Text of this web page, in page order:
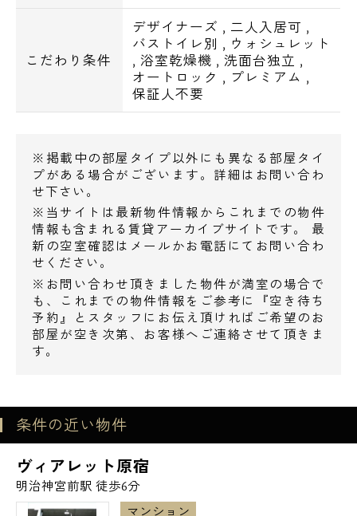
こだわり条件
デザイナーズ , 二人入居可 ,
バストイレ別 , ウォシュレット
, 浴室乾燥機 , 洗面台独立 ,
オートロック , プレミアム ,
保証人不要
※掲載中の部屋タイプ以外にも異なる部屋タイ
プがある場合がございます。詳細はお問い合わ
せ下さい。
※当サイトは最新物件情報からこれまでの物件
情報も含まれる賃貸アーカイブサイトです。 最
新の空室確認はメールかお電話にてお問い合わ
せください。
※お問い合わせ頂きました物件が満室の場合で
も、これまでの物件情報をご参考に『空き待ち
予約』とスタッフにお伝え頂ければご希望のお
部屋が空き次第、お客様へご連絡させて頂きま
す。
条件の近い物件
ヴィアレット原宿
明治神宮前駅 徒歩6分
マンション
電話でお問い合わせ
0120-500-529